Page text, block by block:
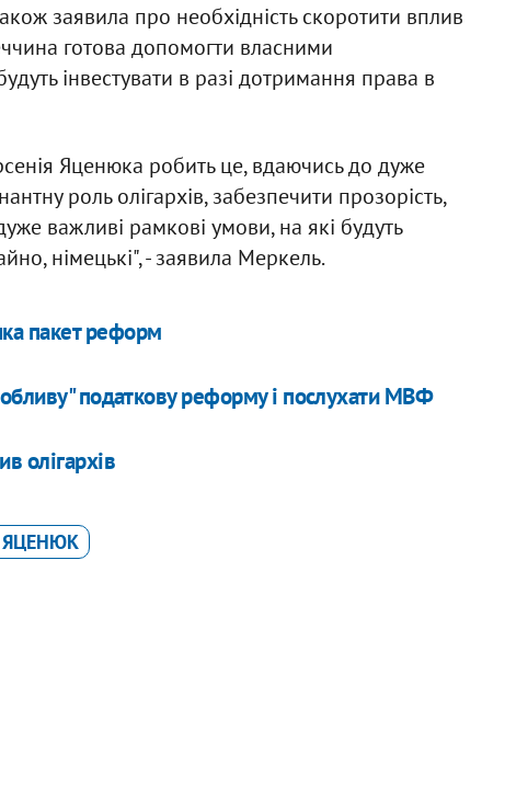
заявила про необхідність скоротити вплив
готова допомогти власними
інвестувати в разі дотримання права в
Яценюка робить це, вдаючись до дуже
роль олігархів, забезпечити прозорість,
важливі рамкові умови, на які будуть
німецькі", - заявила Меркель.
пакет реформ
податкову реформу і послухати МВФ
олігархів
ЯЦЕНЮК